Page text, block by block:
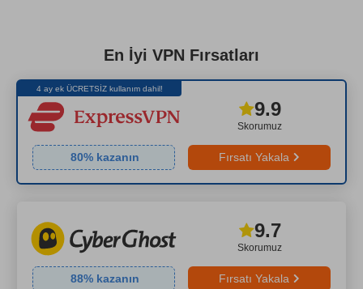
En İyi VPN Fırsatları
4 ay ek ÜCRETSİZ kullanım dahil!
Skorumuz
9.9
80% kazanın Fırsatı Yakala
Skorumuz
9.7
88% kazanın Fırsatı Yakala